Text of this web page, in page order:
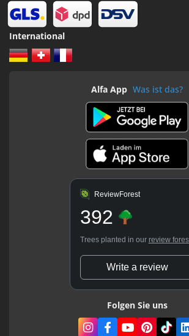
International
Alfa App Was ist das?
ReviewForest
392
Trees planted in our review
Write a review
Folgen Sie uns